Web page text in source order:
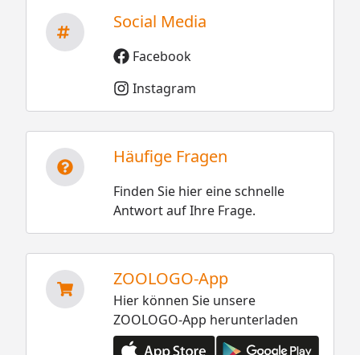
Social Media
Facebook
Instagram
Häufige Fragen
Finden Sie hier eine schnelle
Antwort auf Ihre Frage.
ZOOLOGO-App
Hier können Sie unsere
ZOOLOGO-App herunterladen